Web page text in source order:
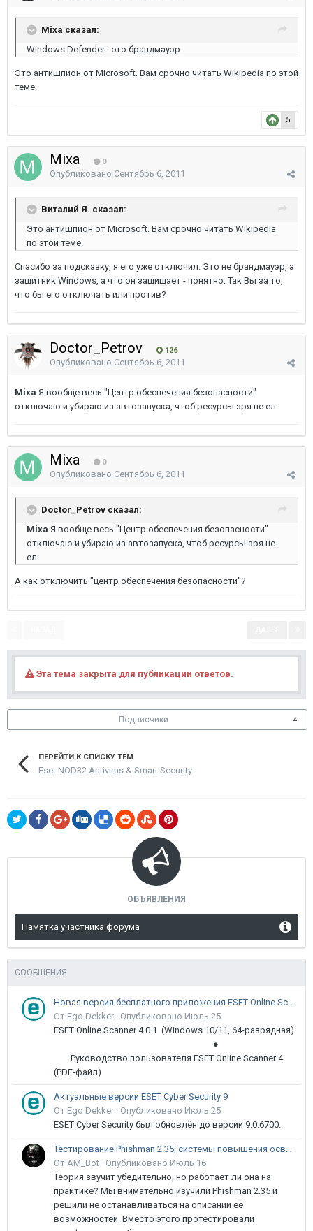
Mixa сказал:
Windows Defender - это брандмауэр
Это антишпион от Microsoft. Вам срочно читать Wikipedia по этой
теме.
5
Mixa 0
Опубликовано Сентябрь 6, 2011
Виталий Я. сказал:
Это антишпион от Microsoft. Вам срочно читать Wikipedia
по этой теме.
Спасибо за подсказку, я его уже отключил. Это не брандмауэр, а
защитник Windows, а что он защищает - понятно. Так Вы за то,
что бы его отключать или против?
Doctor_Petrov 126
Опубликовано Сентябрь 6, 2011
Mixa Я вообще весь "Центр обеспечения безопасности"
отключаю и убираю из автозапуска, чтоб ресурсы зря не ел.
Mixa 0
Опубликовано Сентябрь 6, 2011
Doctor_Petrov сказал:
Mixa Я вообще весь "Центр обеспечения безопасности"
отключаю и убираю из автозапуска, чтоб ресурсы зря не
ел.
А как отключить "центр обеспечения безопасности"?
Эта тема закрыта для публикации ответов.
Подписчики 4
ПЕРЕЙТИ К СПИСКУ ТЕМ
Eset NOD32 Antivirus & Smart Security
ОБЪЯВЛЕНИЯ
Памятка участника форума
СООБЩЕНИЯ
Новая версия бесплатного приложения ESET Online Scanner доступна пользователям
От Ego Dekker · Опубликовано Июль 25
ESET Online Scanner 4.0.1 (Windows 10/11, 64-разрядная)
●
Руководство пользователя ESET Online Scanner 4
(PDF-файл)
Актуальные версии ESET Cyber Security 9
От Ego Dekker · Опубликовано Июль 25
ESET Cyber Security был обновлён до версии 9.0.6700.
Тестирование Phishman 2.35, системы повышения осведомлённости пользователей в сфере ИБ
От AM_Bot · Опубликовано Июль 16
Теория звучит убедительно, но работает ли она на
практике? Мы внимательно изучили Phishman 2.35 и
решили не останавливаться на описании её
возможностей. Вместо этого протестировали